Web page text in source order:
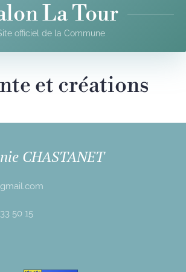
La Tour
officiel de la Commune
et créations
CHASTANET
50 15